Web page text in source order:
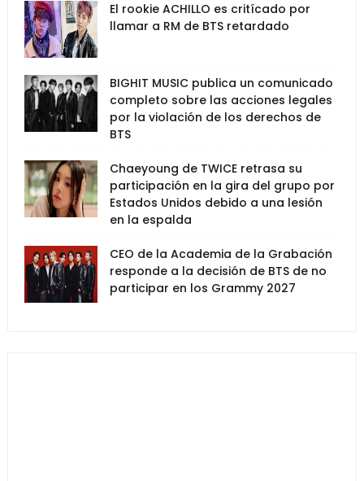
El rookie ACHILLO es critícado por
llamar a RM de BTS retardado
BIGHIT MUSIC publica un comunicado
completo sobre las acciones legales
por la violación de los derechos de
BTS
Chaeyoung de TWICE retrasa su
participación en la gira del grupo por
Estados Unidos debido a una lesión
en la espalda
CEO de la Academia de la Grabación
responde a la decisión de BTS de no
participar en los Grammy 2027